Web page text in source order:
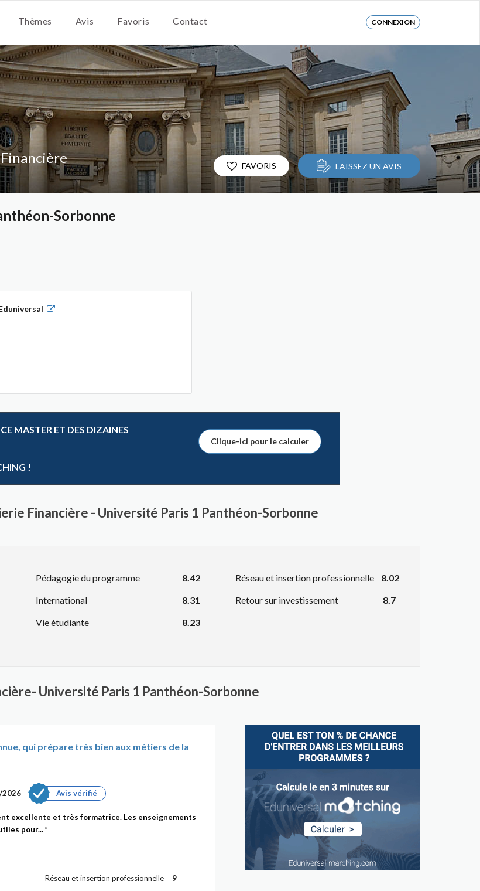
Thèmes Avis Favoris Contact CONNEXION
Sorbonne
FAVORIS LAISSEZ UN AVIS
MASTER ET DES DIZAINES
!
Clique-ici pour le calculer
Financière - Université Paris 1 Panthéon-Sorbonne
Pédagogie du programme
8.42
International
8.31
Vie étudiante
8.23
Réseau et insertion professionnelle
8.02
Retour sur investissement
8.7
Université Paris 1 Panthéon-Sorbonne
qui prépare très bien aux métiers de la
2026 Avis vérifié
excellente et très formatrice. Les enseignements
pour...
Réseau et insertion professionnelle
9